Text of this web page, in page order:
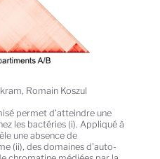
Romain Koszul
permet d’atteindre une
les bactéries (i). Appliqué à
une absence de
(ii), des domaines d’auto-